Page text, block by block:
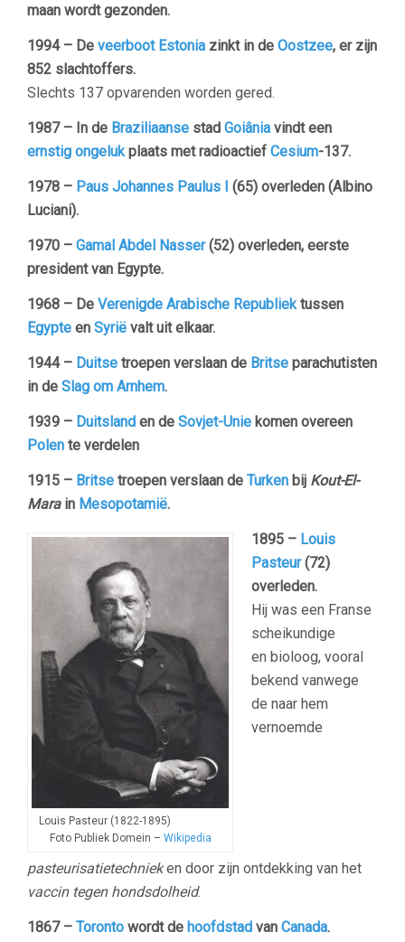
maan wordt gezonden.
1994 – De veerboot Estonia zinkt in de Oostzee, er zijn
852 slachtoffers.
Slechts 137 opvarenden worden gered.
1987 – In de Braziliaanse stad Goiânia vindt een
ernstig ongeluk plaats met radioactief Cesium-137.
1978 – Paus Johannes Paulus I (65) overleden (Albino
Luciani).
1970 – Gamal Abdel Nasser(52) overleden, eerste
president van Egypte.
1968 – De Verenigde Arabische Republiek tussen
Egypte en Syrië valt uit elkaar.
1944 – Duitse troepen verslaan de Britse parachutisten
in de Slag om Arnhem.
1939 – Duitsland en de Sovjet-Unie komen overeen
Polen te verdelen
1915 – Britse troepen verslaan de Turken bij Kout-El-
Marain Mesopotamië.
Louis Pasteur (1822-1895)
Foto Publiek Domein – Wikipedia
1895 – Louis
Pasteur(72)
overleden.
Hij was een Franse
scheikundige
en bioloog, vooral
bekend vanwege
de naar hem
vernoemde
pasteurisatietechnieken door zijn ontdekking van het
vaccin tegen hondsdolheid.
1867 – Toronto wordt de hoofdstad van Canada.